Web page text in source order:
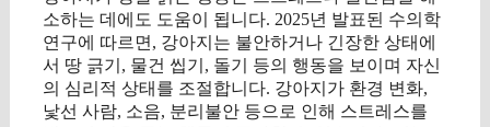
소하는 데에도 도움이 됩니다. 2025년 발표된 수의학
연구에 따르면, 강아지는 불안하거나 긴장한 상태에
서 땅 긁기, 물건 씹기, 돌기 등의 행동을 보이며 자신
의 심리적 상태를 조절합니다. 강아지가 환경 변화,
낯선 사람, 소음, 분리불안 등으로 인해 스트레스를